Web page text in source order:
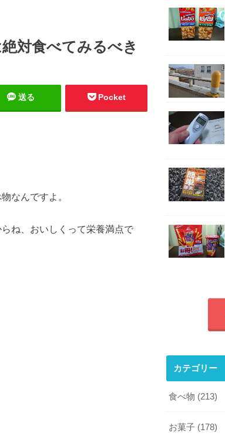
対食べてみるべき
送る Pocket
なんですよ。
ね、おいしくって栄養満点で
カテゴリー
食べ物 (213)
お菓子 (178)